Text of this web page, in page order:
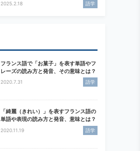
2025.2.18 語学
フランス語で「お菓子」を表す単語やフ
レーズの読み方と発音、その意味とは？
2020.7.31 語学
「綺麗（きれい）」を表すフランス語の
単語や表現の読み方と発音、意味とは？
2020.11.19 語学